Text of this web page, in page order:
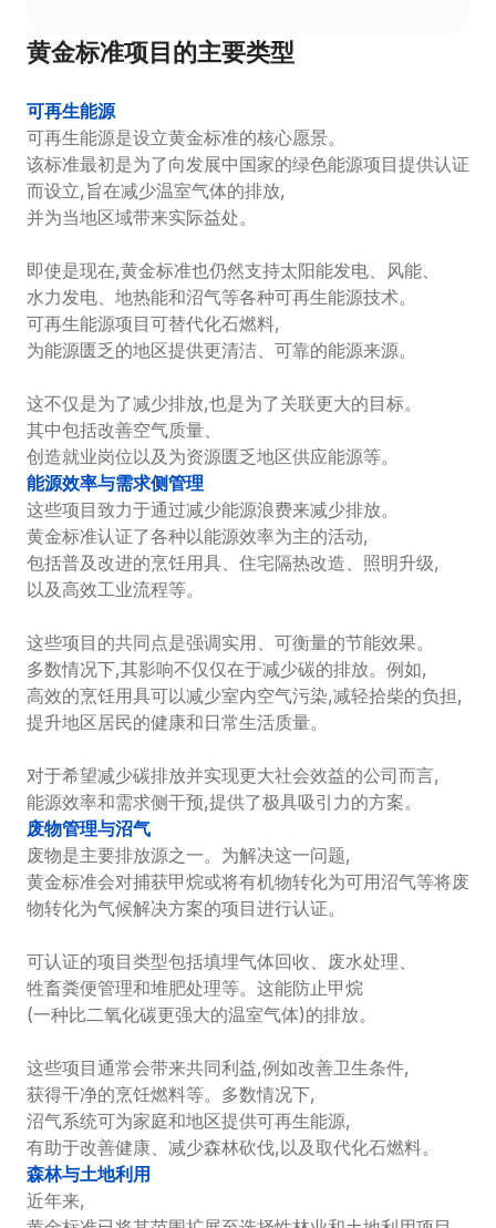
黄金标准项目的主要类型
可再生能源
可再生能源是设立黄金标准的核心愿景。
该标准最初是为了向发展中国家的绿色能源项目提供认证
而设立,旨在减少温室气体的排放,
并为当地区域带来实际益处。
即使是现在,黄金标准也仍然支持太阳能发电、风能、
水力发电、地热能和沼气等各种可再生能源技术。
可再生能源项目可替代化石燃料,
为能源匮乏的地区提供更清洁、可靠的能源来源。
这不仅是为了减少排放,也是为了关联更大的目标。
其中包括改善空气质量、
创造就业岗位以及为资源匮乏地区供应能源等。
能源效率与需求侧管理
这些项目致力于通过减少能源浪费来减少排放。
黄金标准认证了各种以能源效率为主的活动,
包括普及改进的烹饪用具、住宅隔热改造、照明升级,
以及高效工业流程等。
这些项目的共同点是强调实用、可衡量的节能效果。
多数情况下,其影响不仅仅在于减少碳的排放。例如,
高效的烹饪用具可以减少室内空气污染,减轻拾柴的负担,
提升地区居民的健康和日常生活质量。
对于希望减少碳排放并实现更大社会效益的公司而言,
能源效率和需求侧干预,提供了极具吸引力的方案。
废物管理与沼气
废物是主要排放源之一。为解决这一问题,
黄金标准会对捕获甲烷或将有机物转化为可用沼气等将废
物转化为气候解决方案的项目进行认证。
可认证的项目类型包括填埋气体回收、废水处理、
牲畜粪便管理和堆肥处理等。这能防止甲烷
(一种比二氧化碳更强大的温室气体)的排放。
这些项目通常会带来共同利益,例如改善卫生条件,
获得干净的烹饪燃料等。多数情况下,
沼气系统可为家庭和地区提供可再生能源,
有助于改善健康、减少森林砍伐,以及取代化石燃料。
森林与土地利用
近年来,